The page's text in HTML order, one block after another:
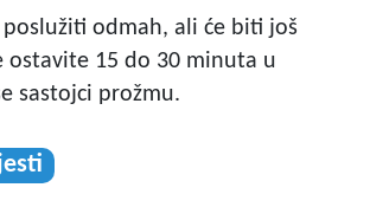
odmah, ali će biti još
ostavite 15 do 30 minuta u
sastojci prožmu.